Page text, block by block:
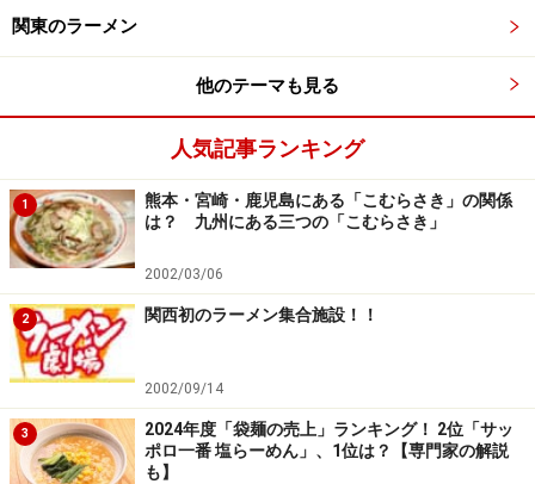
と流行っているようで、女性客（一人客含む）も多い。
メニューは本店とほぼ同じ。
欲張りには麺のハーフ＆ハーフというのがあり、これを
注文したい、と心動かされたが近いし、また来る予定も
あるのでこの日は汁なし担々麺セットにした。他に麻辣
汁なし担々麺というのもあり、おそらくそちらは刺激的
な辛さなのだろう。通常の汁なしは食べやすい。
※記事内容は執筆時点のものです。最新の内容をご確認くださ
い。
※メニューや料金などのデータは、取材時または記事公開時点で
の内容です。
関東のラーメン
他のテーマも見る
人気記事ランキング
1
熊本・宮崎・鹿児島にある「こむらさき」の関係
は？ 九州にある三つの「こむらさき」
2002/03/06
2 関西初のラーメン集合施設！！
2002/09/14
3
2024年度「袋麺の売上」ランキング！ 2位「サッ
ポロ一番 塩らーめん」、1位は？【専門家の解説
も】